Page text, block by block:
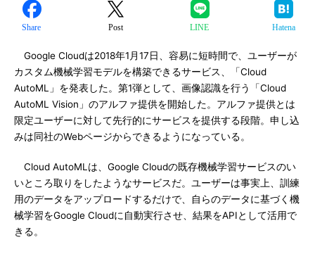
Share Post LINE Hatena
Google Cloudは2018年1月17日、容易に短時間で、ユーザーが
カスタム機械学習モデルを構築できるサービス、「Cloud
AutoML」を発表した。第1弾として、画像認識を行う「Cloud
AutoML Vision」のアルファ提供を開始した。アルファ提供とは
限定ユーザーに対して先行的にサービスを提供する段階。申し込
みは同社のWebページからできるようになっている。
Cloud AutoMLは、Google Cloudの既存機械学習サービスのい
いところ取りをしたようなサービスだ。ユーザーは事実上、訓練
用のデータをアップロードするだけで、自らのデータに基づく機
械学習をGoogle Cloudに自動実行させ、結果をAPIとして活用で
きる。